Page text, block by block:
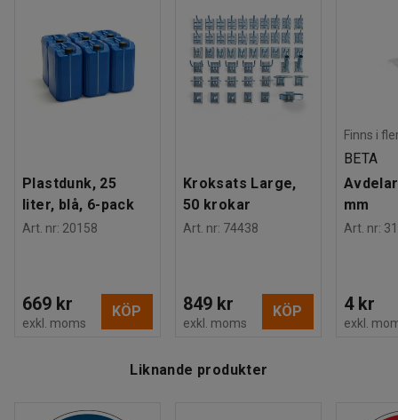
Plastdunk, 25
liter, blå, 6-pack
Art. nr: 20158
669 kr
exkl. moms
KÖP
Kroksats Large,
50 krokar
Art. nr: 74438
849 kr
exkl. moms
KÖP
Finns i
BETA
mm
Art. nr:
4 kr
exkl.
Liknande produkter